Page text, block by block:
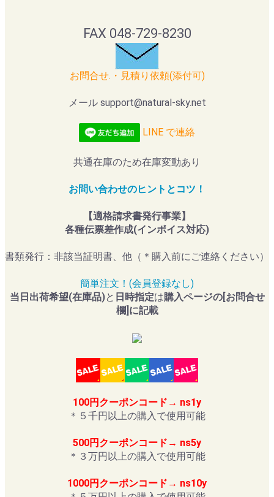
FAX 048-729-8230
お問合せ.・見積り依頼(添付可)
メール support@natural-sky.net
LINE で連絡
共通在庫のため在庫変動あり
お問い合わせのヒントとコツ！
【適格請求書発行事業】
各種伝票差作成(インボイス対応)
書類発行：非該当証明書、他（＊購入前にご連絡ください）
簡単注文！(会員登録なし)
当日出荷希望(在庫品)と 日時指定は購入ページの[お問合せ
欄]に記載
100円クーポンコード→ ns1y
＊５千円以上の購入で使用可能
500円クーポンコード→ ns5y
＊３万円以上の購入で使用可能
1000円クーポンコード→ ns10y